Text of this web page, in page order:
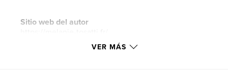
Sitio web del autor
VER MÁS